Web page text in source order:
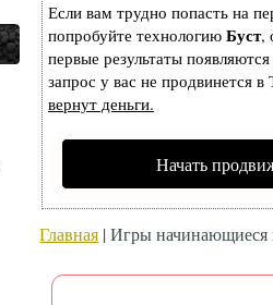
Если вам трудно попасть на
попробуйте технологию Буст,
первые результаты
запрос у вас не продвинется
вернут деньги.
Начать
Главная | Игры начинающиеся